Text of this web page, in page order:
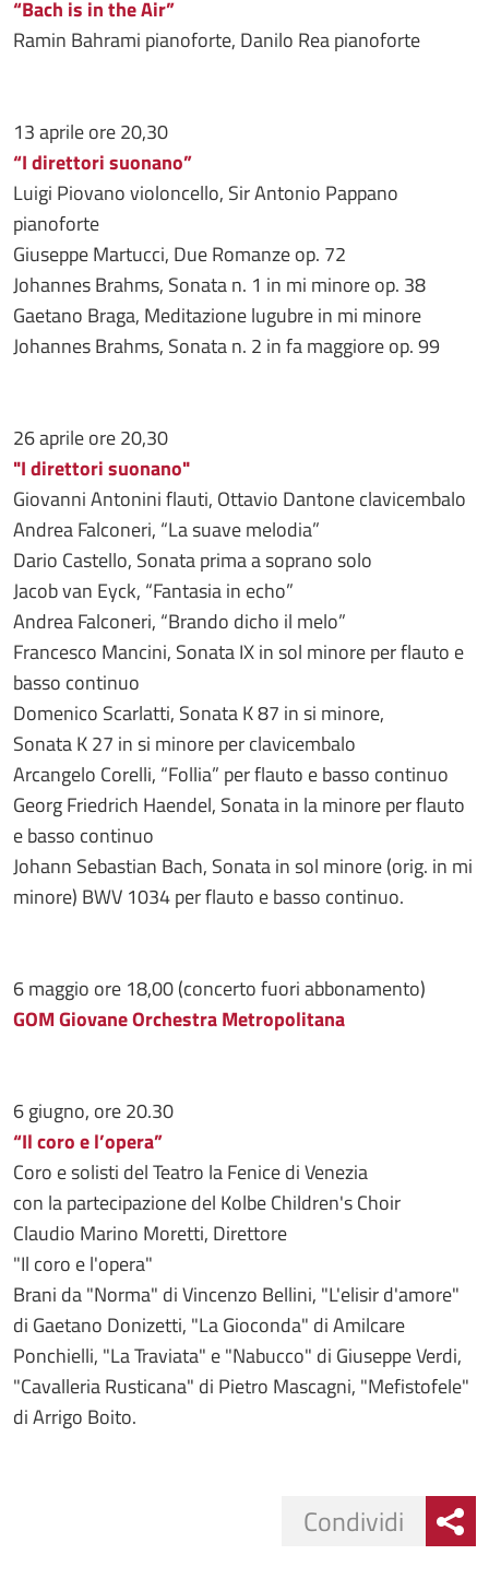
“Bach is in the Air”
Ramin Bahrami pianoforte, Danilo Rea pianoforte
13 aprile ore 20,30
“I direttori suonano”
Luigi Piovano violoncello, Sir Antonio Pappano
pianoforte
Giuseppe Martucci, Due Romanze op. 72
Johannes Brahms, Sonata n. 1 in mi minore op. 38
Gaetano Braga, Meditazione lugubre in mi minore
Johannes Brahms, Sonata n. 2 in fa maggiore op. 99
26 aprile ore 20,30
"I direttori suonano"
Giovanni Antonini flauti, Ottavio Dantone clavicembalo
Andrea Falconeri, “La suave melodia”
Dario Castello, Sonata prima a soprano solo
Jacob van Eyck, “Fantasia in echo”
Andrea Falconeri, “Brando dicho il melo”
Francesco Mancini, Sonata IX in sol minore per flauto e
basso continuo
Domenico Scarlatti, Sonata K 87 in si minore,
Sonata K 27 in si minore per clavicembalo
Arcangelo Corelli, “Follia” per flauto e basso continuo
Georg Friedrich Haendel, Sonata in la minore per flauto
e basso continuo
Johann Sebastian Bach, Sonata in sol minore (orig. in mi
minore) BWV 1034 per flauto e basso continuo.
6 maggio ore 18,00 (concerto fuori abbonamento)
GOM Giovane Orchestra Metropolitana
6 giugno, ore 20.30
“Il coro e l’opera”
Coro e solisti del Teatro la Fenice di Venezia
con la partecipazione del Kolbe Children's Choir
Claudio Marino Moretti, Direttore
"Il coro e l'opera"
Brani da "Norma" di Vincenzo Bellini, "L'elisir d'amore"
di Gaetano Donizetti, "La Gioconda" di Amilcare
Ponchielli, "La Traviata" e "Nabucco" di Giuseppe Verdi,
"Cavalleria Rusticana" di Pietro Mascagni, "Mefistofele"
di Arrigo Boito.
Condividi